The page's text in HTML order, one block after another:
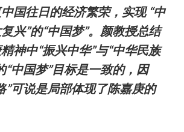
国往日的经济繁荣，实现 “中
兴”的“中国梦”。颜教授总结
神中“振兴中华”与“中华民族
“中国梦”目标是一致的，因
”可说是局部体现了陈嘉庚的